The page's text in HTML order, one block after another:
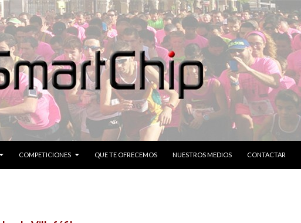
COMPETICIONES QUE TE OFRECEMOS NUESTROS MEDIOS CONTACTAR